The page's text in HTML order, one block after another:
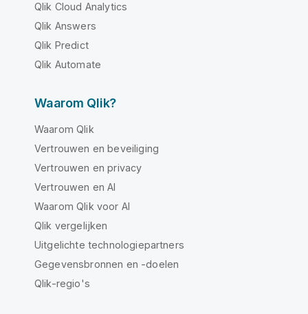
Qlik Cloud Analytics
Qlik Answers
Qlik Predict
Qlik Automate
Waarom Qlik?
Waarom Qlik
Vertrouwen en beveiliging
Vertrouwen en privacy
Vertrouwen en AI
Waarom Qlik voor AI
Qlik vergelijken
Uitgelichte technologiepartners
Gegevensbronnen en -doelen
Qlik-regio's